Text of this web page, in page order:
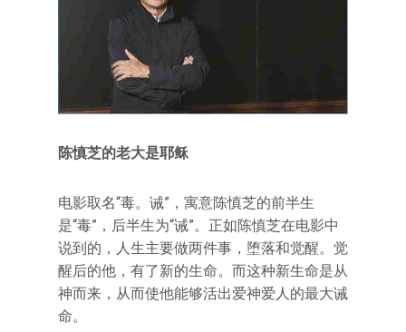
陈慎芝的老大是耶稣
电影取名“毒。诫”，寓意陈慎芝的前半生
是“毒”，后半生为“诫”。正如陈慎芝在电影中
说到的，人生主要做两件事，堕落和觉醒。觉
醒后的他，有了新的生命。而这种新生命是从
神而来，从而使他能够活出爱神爱人的最大诫
命。